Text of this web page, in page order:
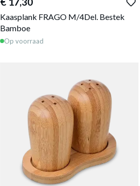
Kaasplank FRAGO M/4Del. Bestek
Bamboe
Op voorraad